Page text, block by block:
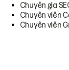
Chuyên gia
Chuyên viên
Chuyên viên